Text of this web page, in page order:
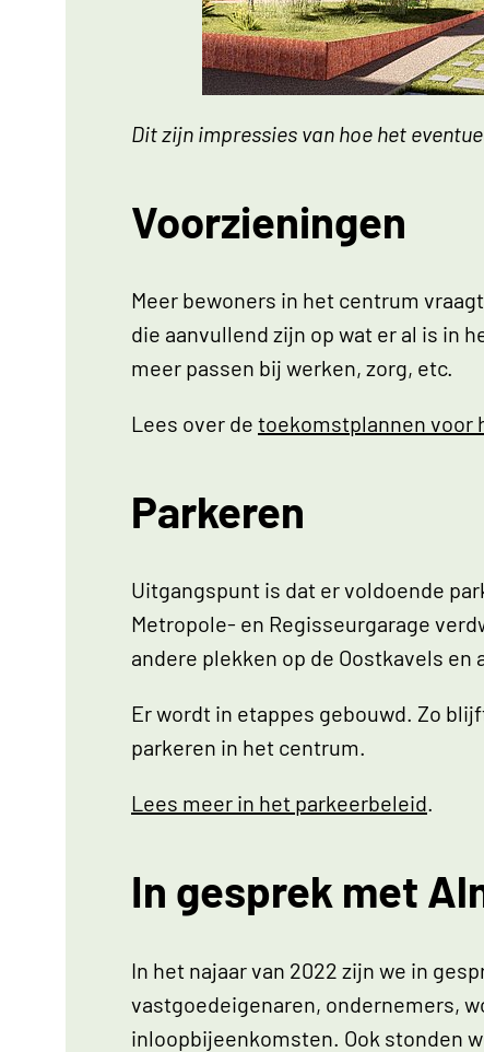
Dit zijn impressies van hoe het
Voorzieningen
Meer bewoners in het centrum
die aanvullend zijn op wat er al is in
meer passen bij werken, zorg, etc.
Lees over de toekomstplannen voor
Parkeren
Uitgangspunt is dat er voldoende
Metropole- en Regisseurgarage
andere plekken op de Oostkavels
Er wordt in etappes gebouwd. Zo
parkeren in het centrum.
Lees meer in het parkeerbeleid.
In gesprek met
In het najaar van 2022 zijn we in
vastgoedeigenaren, ondernemers,
inloopbijeenkomsten. Ook stonden